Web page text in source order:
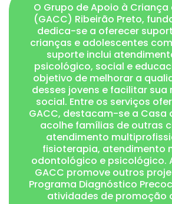
O Grupo de Apoio à
(GACC) Ribeirão Preto,
dedica-se a oferecer
crianças e adolescentes
suporte inclui
psicológico, social e
objetivo de melhorar a
desses jovens e facilitar
social. Entre os serviços
GACC, destacam-se a Casa
acolhe famílias de outras
atendimento
fisioterapia, atendimento
odontológico e psicológico.
GACC promove outros
Programa Diagnóstico
atividades de promoção